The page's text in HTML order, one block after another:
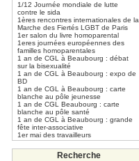
1/12 Journée mondiale de lutte
contre le sida
1ères rencontres internationales de la
Marche des Fiertés LGBT de Paris
1er salon du livre homoparental
1eres journées européennes des
familles homoparentales
1 an de CGL à Beaubourg : débat
sur la bisexualité
1 an de CGL à Beaubourg : expo de
BD
1 an de CGL à Beaubourg : carte
blanche au pôle jeunesse
1 an de CGL Beaubourg : carte
blanche au pôle santé
1 an de CGL à Beaubourg : grande
fête inter-associative
1er mai des travailleurs
Recherche